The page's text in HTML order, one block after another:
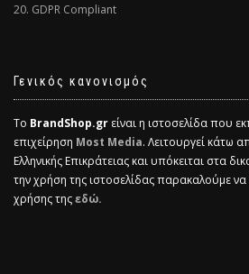
20. GDPR Compliant
Γενικός κανονισμός
Το BrandShop.gr είναι η ιστοσελίδα που
επιχείρηση Most Media. Λειτουργεί κάτω
Ελληνικής Επικράτειας και υπόκειται στα
την χρήση της ιστοσελίδας παρακαλούμε
χρήσης τηςεδώ.